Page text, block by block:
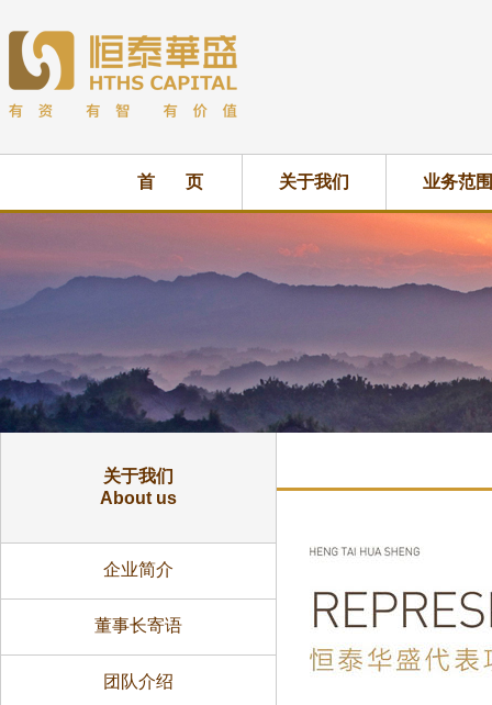
首 页 关于我们 业务范围
关于我们
About us
企业简介
董事长寄语
团队介绍